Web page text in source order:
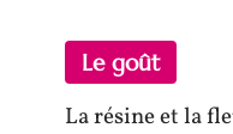
Le goût
La résine et la